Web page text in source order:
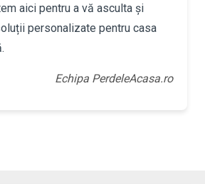
aici pentru a vă asculta și
personalizate pentru casa
Echipa PerdeleAcasa.ro